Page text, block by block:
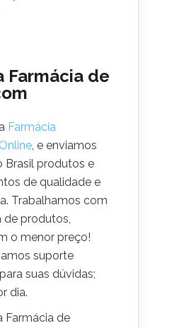
Farmácia de
Farmácia
, e enviamos
Brasil produtos e
de qualidade e
Trabalhamos com
de produtos,
o menor preço!
suporte
suas dúvidas;
dia.
Farmácia de